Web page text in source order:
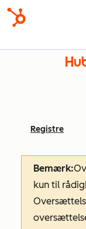
Registre
Bemærk:
kun til